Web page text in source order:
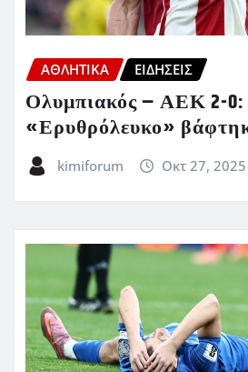
ΑΘΛΗΤΙΚΑ ΕΙΔΗΣΕΙΣ
Ολυμπιακός – ΑΕΚ 2-0:
«Ερυθρόλευκο»
kimiforum Οκτ 27, 2025